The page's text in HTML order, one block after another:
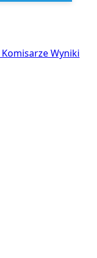
KomisarzeWyniki